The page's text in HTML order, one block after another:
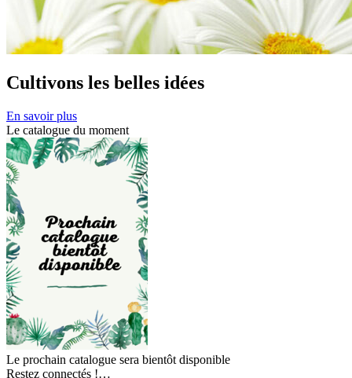
Cultivons les belles idées
En savoir plus
Le catalogue du moment
Le prochain catalogue sera bientôt disponible
Restez connectés !…